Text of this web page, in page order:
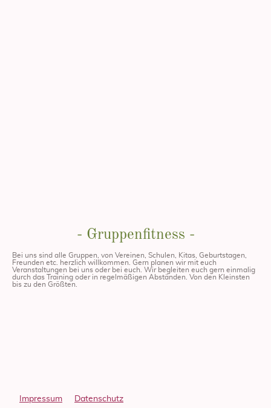
- Gruppenfitness -
Bei uns sind alle Gruppen, von Vereinen, Schulen, Kitas, Geburtstagen,
Freunden etc. herzlich willkommen. Gern planen wir mit euch
Veranstaltungen bei uns oder bei euch. Wir begleiten euch gern einmalig
durch das Training oder in regelmäßigen Abständen. Von den Kleinsten
bis zu den Größten.
Impressum Datenschutz